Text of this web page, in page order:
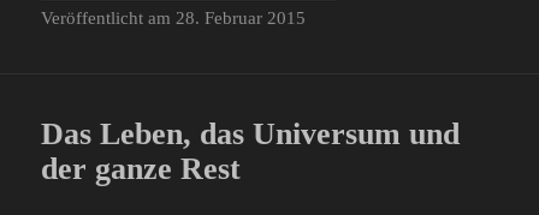
Veröffentlicht am 28. Februar 2015
Das Leben, das Universum und
der ganze Rest